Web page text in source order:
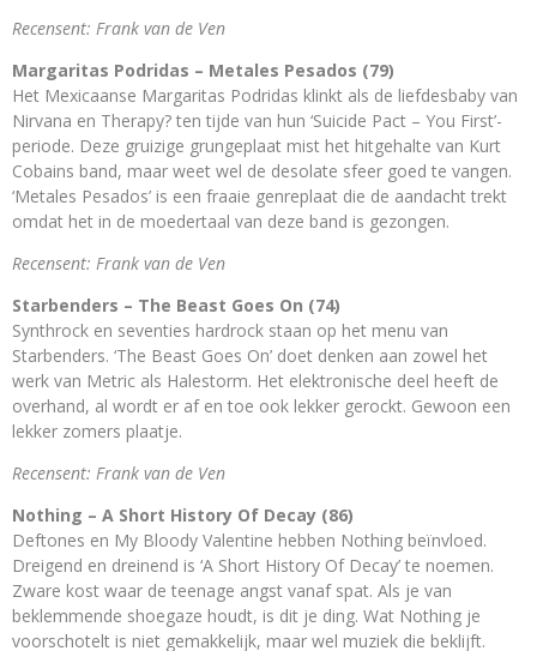
Recensent: Frank van de Ven
Margaritas Podridas – Metales Pesados (79)
Het Mexicaanse Margaritas Podridas klinkt als de liefdesbaby van
Nirvana en Therapy? ten tijde van hun ‘Suicide Pact – You First’-
periode. Deze gruizige grungeplaat mist het hitgehalte van Kurt
Cobains band, maar weet wel de desolate sfeer goed te vangen.
‘Metales Pesados’ is een fraaie genreplaat die de aandacht trekt
omdat het in de moedertaal van deze band is gezongen.
Recensent: Frank van de Ven
Starbenders – The Beast Goes On (74)
Synthrock en seventies hardrock staan op het menu van
Starbenders. ‘The Beast Goes On’ doet denken aan zowel het
werk van Metric als Halestorm. Het elektronische deel heeft de
overhand, al wordt er af en toe ook lekker gerockt. Gewoon een
lekker zomers plaatje.
Recensent: Frank van de Ven
Nothing – A Short History Of Decay (86)
Deftones en My Bloody Valentine hebben Nothing beïnvloed.
Dreigend en dreinend is ‘A Short History Of Decay’ te noemen.
Zware kost waar de teenage angst vanaf spat. Als je van
beklemmende shoegaze houdt, is dit je ding. Wat Nothing je
voorschotelt is niet gemakkelijk, maar wel muziek die beklijft.